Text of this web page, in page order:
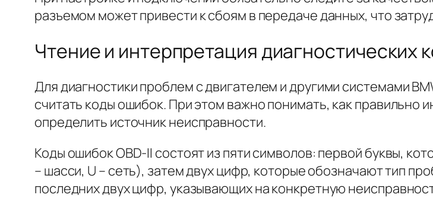
разъемом может привести к сбоям в передаче данных, что
Чтение и интерпретация диагностических
Для диагностики проблем с двигателем и другими системами
считать коды ошибок. При этом важно понимать, как правильно
определить источник неисправности.
Коды ошибок OBD-II состоят из пяти символов: первой буквы,
– шасси, U – сеть), затем двух цифр, которые обозначают тип
последних двух цифр, указывающих на конкретную